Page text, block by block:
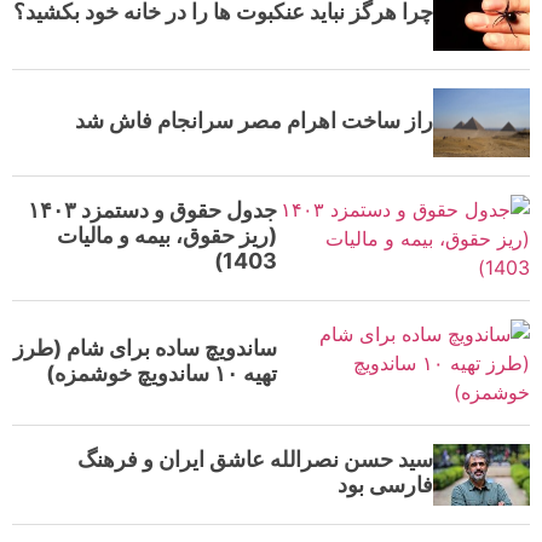
چرا هرگز نباید عنکبوت ها را در خانه‌ خود بکشید؟
راز ساخت اهرام مصر سرانجام فاش شد
جدول حقوق و دستمزد ۱۴۰۳
(ریز حقوق، بیمه و مالیات
1403)
ساندویچ ساده برای شام (طرز
تهیه ۱۰ ساندویچ خوشمزه)
سید حسن نصرالله عاشق ایران و فرهنگ
فارسی بود